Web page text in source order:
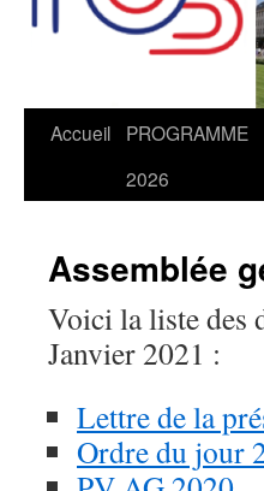
Accueil
PROGRAMME
2026
Assemblée
Voici la liste des
Janvier 2021 :
Lettre de la
Ordre du jour